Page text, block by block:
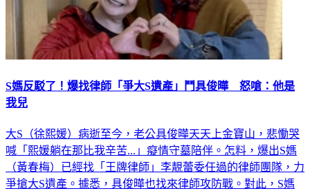
S媽反駁了！爆找律師「爭大S遺產」鬥具俊曄 怒嗆：他是
我兒
大S（徐熙媛）病逝至今，老公具俊曄天天上金寶山，悲慟哭
喊「熙媛躺在那比我辛苦...」癡情守墓陪伴。怎料，爆出S媽
（黃春梅）已經找「王牌律師」李靚蕾委任過的律師團隊，力
爭搶大S遺產。據悉，具俊曄也找來律師攻防戰。對此，S媽